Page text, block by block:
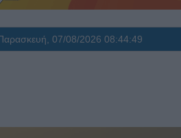
07/08/2026 08:44:50